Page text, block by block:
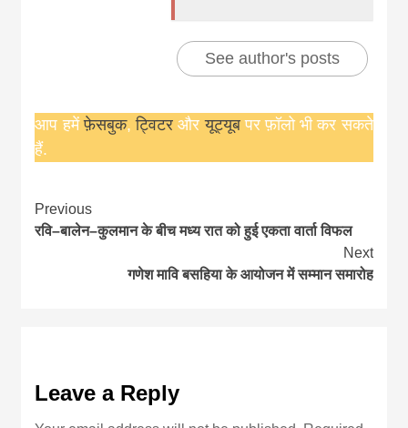
See author's posts
आप हमेंफ़ेसबुक,ट्विटरऔरयूट्यूबपर फ़ॉलो भी कर सकते
हैं.
Continue
Reading
Previous
रवि–बालेन–कुलमान के बीच मध्य रात को हुई एकता वार्ता विफल
Next
गणेश मावि बसहिया के आयोजन में सम्मान समारोह
Leave a Reply